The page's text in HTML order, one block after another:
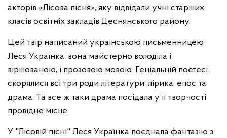
акторів «Лісова пісня», яку відвідали учні старших
класів освітніх закладів Деснянського району.
Цей твір написаний українською письменницею
Леся Українка, вона майстерно володіла і
віршованою, і прозовою мовою. Геніальній поетесі
скорялися всі три роди літератури: лірика, епос та
драма. Та все ж таки драма посідала у її творчості
провідне місце.
У "Лісовій пісні" Леся Українка поєднала фантазію з